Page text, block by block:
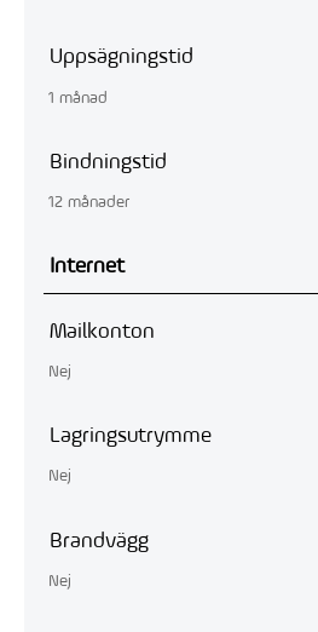
Uppsägningstid
1 månad
Bindningstid
12 månader
Internet
Mailkonton
Nej
Lagringsutrymme
Nej
Brandvägg
Nej